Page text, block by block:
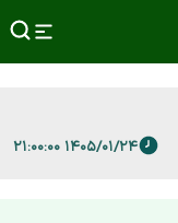
۱۴۰۵/۰۱/۲۴ ۲۱:۰۰:۰۰